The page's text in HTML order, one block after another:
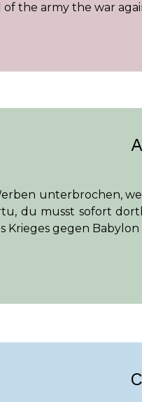
the army the war
unterbrochen,
du musst sofort
Krieges gegen Babylon